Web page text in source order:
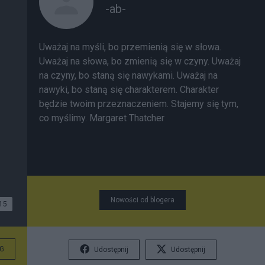
15
-ab-
Uważaj na myśli, bo przemienią się w słowa.
Uważaj na słowa, bo zmienią się w czyny. Uważaj
na czyny, bo staną się nawykami. Uważaj na
nawyki, bo staną się charakterem. Charakter
będzie twoim przeznaczeniem. Stajemy się tym,
co myślimy. Margaret Thatcher
Nowości od blogera
Udostępnij Udostępnij